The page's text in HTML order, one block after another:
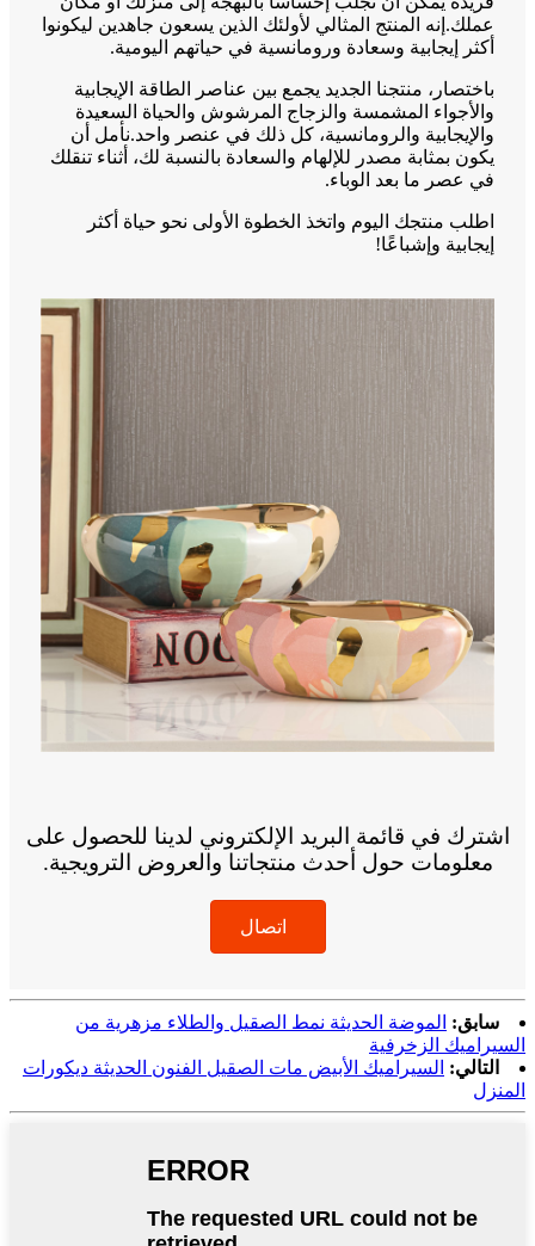
عملك.إنه المنتج المثالي لأولئك الذين يسعون جاهدين ليكونوا
أكثر إيجابية وسعادة ورومانسية في حياتهم اليومية.
باختصار، منتجنا الجديد يجمع بين عناصر الطاقة الإيجابية
والأجواء المشمسة والزجاج المرشوش والحياة السعيدة
والإيجابية والرومانسية، كل ذلك في عنصر واحد.نأمل أن
يكون بمثابة مصدر للإلهام والسعادة بالنسبة لك، أثناء تنقلك
في عصر ما بعد الوباء.
اطلب منتجك اليوم واتخذ الخطوة الأولى نحو حياة أكثر
إيجابية وإشباعًا!
اشترك في قائمة البريد الإلكتروني لدينا للحصول على
معلومات حول أحدث منتجاتنا والعروض الترويجية.
اتصال
سابق: الموضة الحديثة نمط الصقيل والطلاء مزهرية من
السيراميك الزخرفية
التالي: السيراميك الأبيض مات الصقيل الفنون الحديثة ديكورات
المنزل